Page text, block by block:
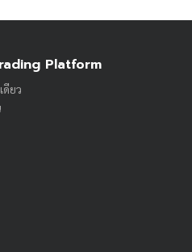
Platform
ยว